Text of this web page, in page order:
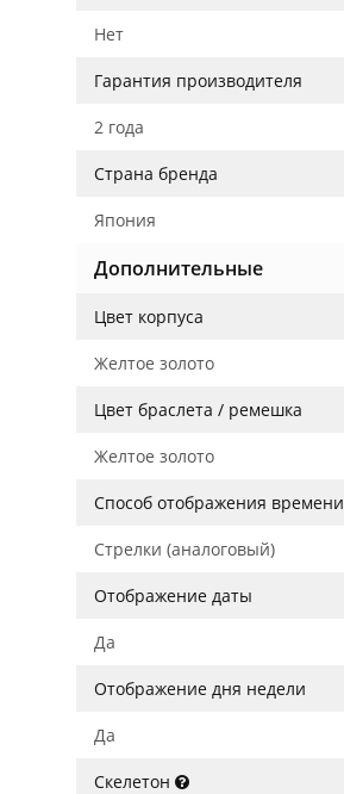
Нет
Гарантия производителя
2 года
Страна бренда
Япония
Дополнительные
Цвет корпуса
Желтое золото
Цвет браслета / ремешка
Желтое золото
Способ отображения времени
Стрелки (аналоговый)
Отображение даты
Да
Отображение дня недели
Да
Скелетон